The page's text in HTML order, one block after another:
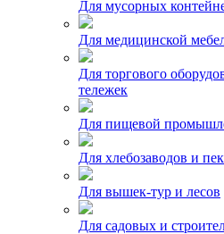
Для мусорных
Для медицинской
Для торгового
тележек
Для пищевой
Для хлебозаводов и
Для вышек-тур и лесов
Для садовых и